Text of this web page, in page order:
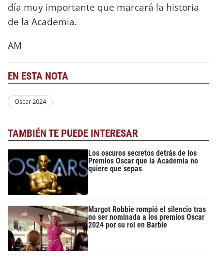
día muy importante que marcará la historia
de la Academia.
AM
EN ESTA NOTA
Oscar 2024
TAMBIÉN TE PUEDE INTERESAR
Los oscuros secretos detrás de los
Premios Oscar que la Academia no
quiere que sepas
Margot Robbie rompió el silencio tras
no ser nominada a los premios Oscar
2024 por su rol en Barbie